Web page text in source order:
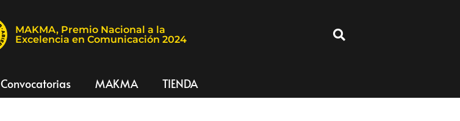
MAKMA, Premio Nacional a la
Excelencia en Comunicación 2024
Convocatorias MAKMA TIENDA